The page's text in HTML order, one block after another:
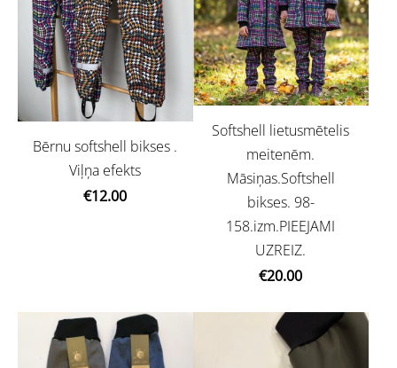
Bērnu softshell bikses .
Viļņa efekts
€12.00
Softshell lietusmētelis
meitenēm.
Māsiņas.Softshell
bikses. 98-
158.izm.PIEEJAMI
UZREIZ.
€20.00